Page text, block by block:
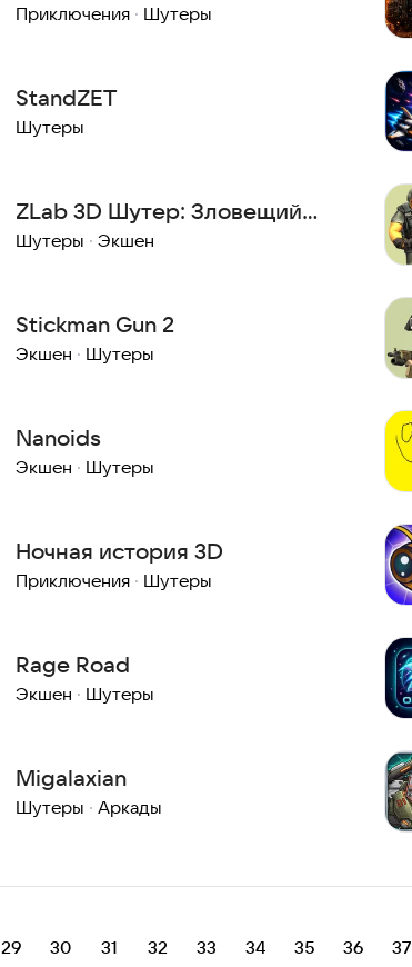
Приключения
Приключения · Шутеры
StandZET
Шутеры
ZLab 3D Шутер: Зловещий
лабиринт
Шутеры · Экшен
Stickman Gun 2
Экшен · Шутеры
Nanoids
Экшен · Шутеры
Ночная история 3D
Приключения · Шутеры
Rage Road
Экшен · Шутеры
Migalaxian
Шутеры · Аркады
29 30 31 32 33 34 35 36 37